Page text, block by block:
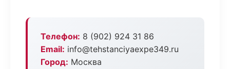
Телефон: 8 (902) 924 31 86
Email: info@tehstanciyaexpe349.ru
Город: Москва